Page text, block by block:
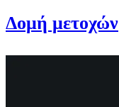
Δομή μετοχών